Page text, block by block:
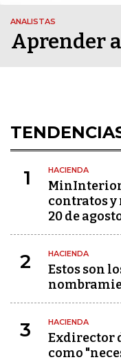
ANALISTAS
Aprender
1 HACIENDA
MinInterior
contratos
20 de
2 HACIENDA
Estos son
3 HACIENDA
Exdirector
como